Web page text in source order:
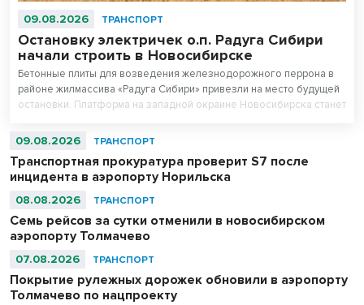
09.08.2026 ТРАНСПОРТ
Остановку электричек о.п. Радуга Сибири
начали строить в Новосибирске
Бетонные плиты для возведения железнодорожного перрона в
районе жилмассива «Радуга Сибири» привезли на место будущей
остановки. Платформа на западной окраине Новосибирска станет
09.08.2026 ТРАНСПОРТ
Транспортная прокуратура проверит S7 после
инцидента в аэропорту Норильска
08.08.2026 ТРАНСПОРТ
Семь рейсов за сутки отменили в новосибирском
аэропорту Толмачево
07.08.2026 ТРАНСПОРТ
Покрытие рулежных дорожек обновили в аэропорту
Толмачево по нацпроекту